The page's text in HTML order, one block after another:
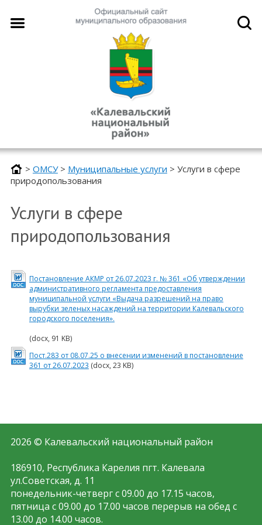
> ОМСУ > Муниципальные услуги > Услуги в сфере
природопользования
Услуги в сфере
природопользования
Постановление АКМР от 26.07.2023 г. № 361 «Об утверждении
административного регламента предоставления
муниципальной услуги «Выдача разрешений на право
вырубки зеленых насаждений на территории Калевальского
городского поселения».
(docx, 91 KB)
Пост.283 от 08.07.25 о внесении изменений в постановление
361 от 26.07.2023 (docx, 23 KB)
2026 © Калевальский национальный район
186910, Республика Карелия пгт. Калевала
ул.Советская, д. 11
понедельник-четверг с 09.00 до 17.15 часов,
пятница с 09.00 до 17.00 часов перерыв на обед с
13.00 до 14.00 часов.